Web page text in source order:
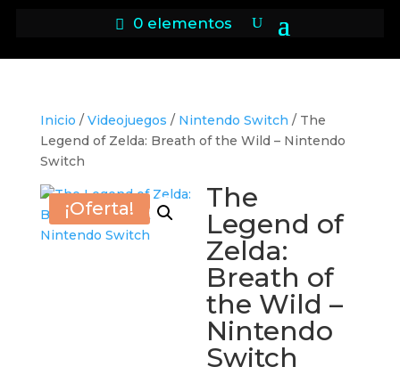
0 elementos
Inicio / Videojuegos / Nintendo Switch / The
Legend of Zelda: Breath of the Wild – Nintendo
Switch
¡Oferta!
The
Legend of
Zelda:
Breath of
the Wild –
Nintendo
Switch